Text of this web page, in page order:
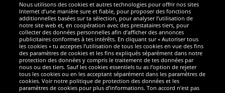
Sécurité
Nous sommes excellents
Nous utilisons des cookies et autres technologies pour offrir nos sites
Internet d’une manière sure et fiable, pour proposer des fonctions
additionnelles basées sur ta sélection, pour analyser l’utilisation de
notre site web et, en coopération avec des prestataires tiers, pour
collecter des données personnelles afin d’afficher des annonces
publicitaires conformes à tes intérêts. En cliquant sur « Autoriser tous
les cookies » tu acceptes l’utilisation de tous les cookies en vue des fins
des paramètres de cookies et les fins expliqués séparément dans notre
protection des données y compris le traitement de tes données par
nous ou des tiers. Sauf les cookies essentiels tu as l’option de rejeter
tous les cookies ou en les acceptant séparément dans les paramètres de
cookies. Voir notre politique de protection des données et les
paramètres de cookies pour plus d’informations. Ton accord n’est pas